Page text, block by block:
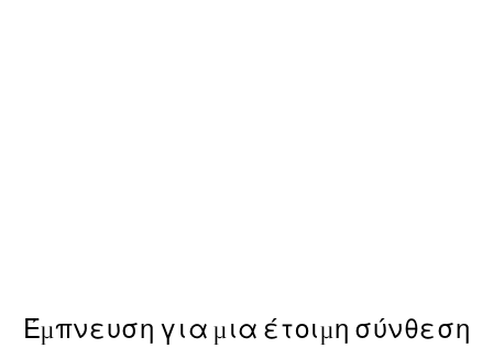
Έμπνευση για μια έτοιμη σύνθεση